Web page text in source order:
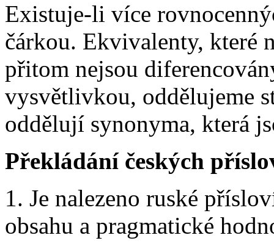
Existuje-li více
čárkou. Ekvivalenty, které
přitom nejsou
vysvětlivkou, oddělujeme
oddělují synonyma, která
Překládání českých
1. Je nalezeno ruské
obsahu a pragmatické